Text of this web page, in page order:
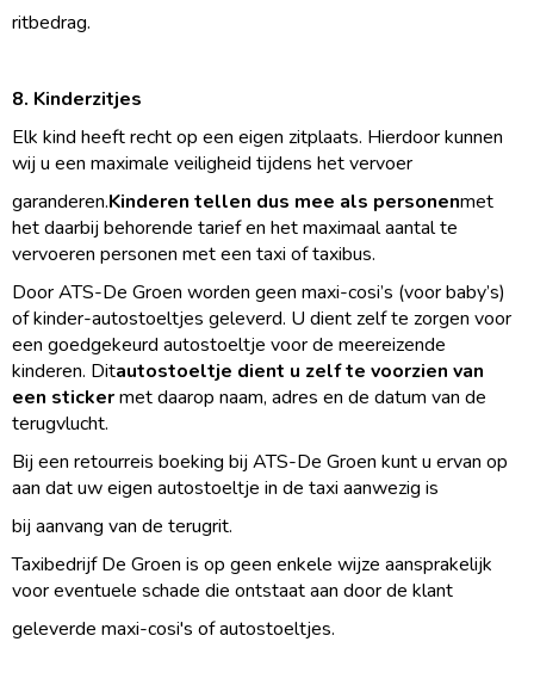
ritbedrag.
8. Kinderzitjes
Elk kind heeft recht op een eigen zitplaats. Hierdoor kunnen
wij u een maximale veiligheid tijdens het vervoer
garanderen.Kinderen tellen dus mee als personenmet
het daarbij behorende tarief en het maximaal aantal te
vervoeren personen met een taxi of taxibus.
Door ATS-De Groen worden geen maxi-cosi’s (voor baby’s)
of kinder-autostoeltjes geleverd. U dient zelf te zorgen voor
een goedgekeurd autostoeltje voor de meereizende
kinderen. Ditautostoeltje dient u zelf te voorzien van
een stickermet daarop naam, adres en de datum van de
terugvlucht.
Bij een retourreis boeking bij ATS-De Groen kunt u ervan op
aan dat uw eigen autostoeltje in de taxi aanwezig is
bij aanvang van de terugrit.
Taxibedrijf De Groen is op geen enkele wijze aansprakelijk
voor eventuele schade die ontstaat aan door de klant
geleverde maxi-cosi's of autostoeltjes.